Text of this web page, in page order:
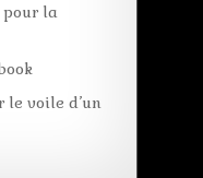
pour la
le voile d’un